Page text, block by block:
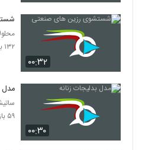
۰۰:۳۲
۱۳۲ بازدید
۰۰:۳۰
مدل
۵۹ بازدید